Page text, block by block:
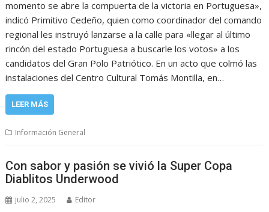
momento se abre la compuerta de la victoria en Portuguesa»,
indicó Primitivo Cedeño, quien como coordinador del comando
regional les instruyó lanzarse a la calle para «llegar al último
rincón del estado Portuguesa a buscarle los votos» a los
candidatos del Gran Polo Patriótico. En un acto que colmó las
instalaciones del Centro Cultural Tomás Montilla, en…
LEER MÁS
Información General
Con sabor y pasión se vivió la Super Copa
Diablitos Underwood
julio 2, 2025 Editor